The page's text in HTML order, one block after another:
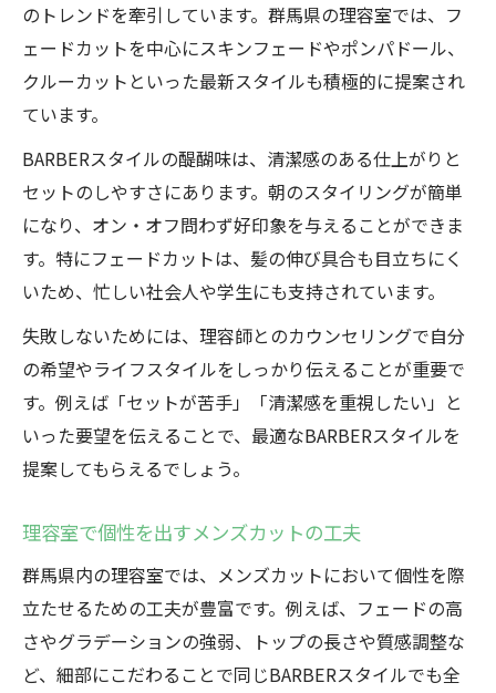
のトレンドを牽引しています。群馬県の理容室では、フ
ェードカットを中心にスキンフェードやポンパドール、
クルーカットといった最新スタイルも積極的に提案され
ています。
BARBERスタイルの醍醐味は、清潔感のある仕上がりと
セットのしやすさにあります。朝のスタイリングが簡単
になり、オン・オフ問わず好印象を与えることができま
す。特にフェードカットは、髪の伸び具合も目立ちにく
いため、忙しい社会人や学生にも支持されています。
失敗しないためには、理容師とのカウンセリングで自分
の希望やライフスタイルをしっかり伝えることが重要で
す。例えば「セットが苦手」「清潔感を重視したい」と
いった要望を伝えることで、最適なBARBERスタイルを
提案してもらえるでしょう。
理容室で個性を出すメンズカットの工夫
群馬県内の理容室では、メンズカットにおいて個性を際
立たせるための工夫が豊富です。例えば、フェードの高
さやグラデーションの強弱、トップの長さや質感調整な
ど、細部にこだわることで同じBARBERスタイルでも全